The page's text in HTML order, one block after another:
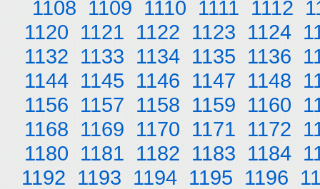
1108 1109 1110 1111 1112
1120 1121 1122 1123 1124
1132 1133 1134 1135 1136
1144 1145 1146 1147 1148
1156 1157 1158 1159 1160
1168 1169 1170 1171 1172
1180 1181 1182 1183 1184
1192 1193 1194 1195 1196